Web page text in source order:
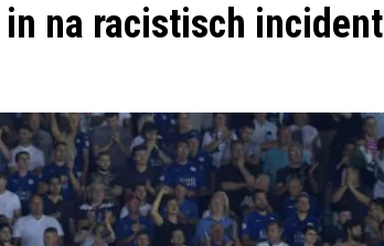
na racistisch incident